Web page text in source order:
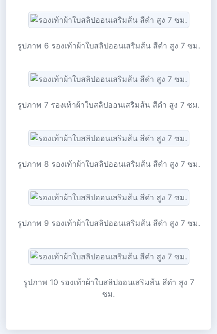
รูปภาพ 6 รองเท้าผ้าใบสลิปออนเสริมส้น สีดำ สูง 7 ซม.
รูปภาพ 7 รองเท้าผ้าใบสลิปออนเสริมส้น สีดำ สูง 7 ซม.
รูปภาพ 8 รองเท้าผ้าใบสลิปออนเสริมส้น สีดำ สูง 7 ซม.
รูปภาพ 9 รองเท้าผ้าใบสลิปออนเสริมส้น สีดำ สูง 7 ซม.
รูปภาพ 10 รองเท้าผ้าใบสลิปออนเสริมส้น สีดำ สูง 7
ซม.